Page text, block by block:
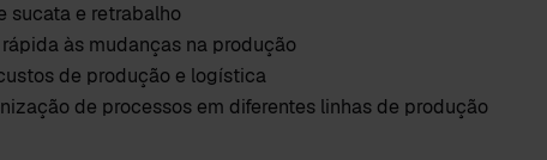
sucata e retrabalho
às mudanças na produção
de produção e logística
de processos em diferentes linhas de produção